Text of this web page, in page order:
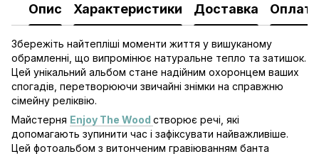
Опис Характеристики Доставка Оплата
Збережіть найтепліші моменти життя у вишуканому
обрамленні, що випромінює натуральне тепло та затишок.
Цей унікальний альбом стане надійним охоронцем ваших
спогадів, перетворюючи звичайні знімки на справжню
сімейну реліквію.
Майстерня Enjoy The Wood створює речі, які
допомагають зупинити час і зафіксувати найважливіше.
Цей фотоальбом з витонченим гравіюванням банта